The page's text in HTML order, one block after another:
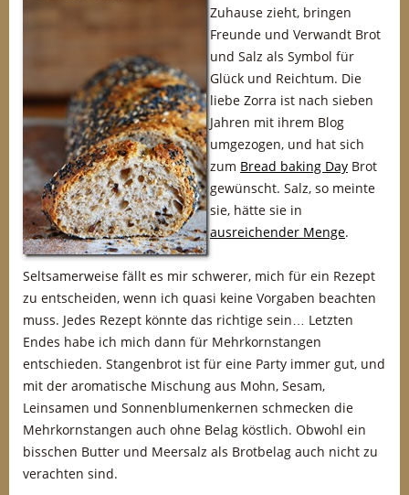
Zuhause zieht, bringen
Freunde und Verwandt Brot
und Salz als Symbol für
Glück und Reichtum. Die
liebe Zorra ist nach sieben
Jahren mit ihrem Blog
umgezogen, und hat sich
zum Bread baking Day Brot
gewünscht. Salz, so meinte
sie, hätte sie in
ausreichender Menge.
Seltsamerweise fällt es mir schwerer, mich für ein Rezept
zu entscheiden, wenn ich quasi keine Vorgaben beachten
muss. Jedes Rezept könnte das richtige sein… Letzten
Endes habe ich mich dann für Mehrkornstangen
entschieden. Stangenbrot ist für eine Party immer gut, und
mit der aromatische Mischung aus Mohn, Sesam,
Leinsamen und Sonnenblumenkernen schmecken die
Mehrkornstangen auch ohne Belag köstlich. Obwohl ein
bisschen Butter und Meersalz als Brotbelag auch nicht zu
verachten sind.